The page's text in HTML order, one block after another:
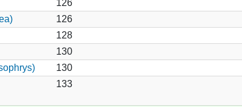
126
126
128
130
130
133